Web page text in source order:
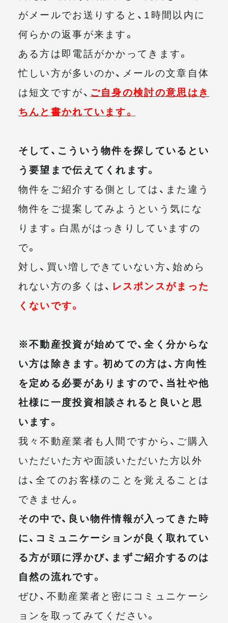
がメールでお送りすると、1時間以内に
何らかの返事が来ます。
ある方は即電話がかかってきます。
忙しい方が多いのか、メールの文章自体
は短文ですが、 ご自身の検討の意思はき
ちんと書かれています。
そして、こういう物件を探しているとい
う要望まで伝えてくれます。
物件をご紹介する側としては、また違う
物件をご提案してみようという気にな
ります。白黒がはっきりしていますの
で。
対し、買い増しできていない方、始めら
れない方の多くは、 レスポンスがまった
くないです。
※不動産投資が始めてで、全く分からな
い方は除きます。初めての方は、方向性
を定める必要がありますので、当社や他
社様に一度投資相談されると良いと思
います。
我々不動産業者も人間ですから、ご購入
いただいた方や面談いただいた方以外
は、全てのお客様のことを覚えることは
できません。
その中で、良い物件情報が入ってきた時
に、コミュニケーションが良く取れてい
る方が頭に浮かび、まずご紹介するのは
自然の流れです。
ぜひ、不動産業者と密にコミュニケーシ
ョンを取ってみてください。